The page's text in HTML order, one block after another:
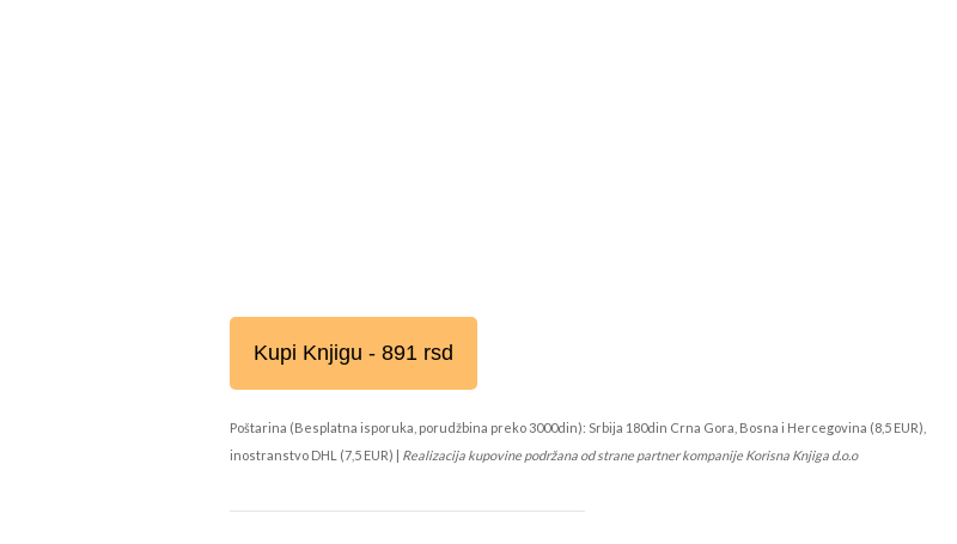
Kupi Knjigu - 891 rsd
Poštarina (Besplatna isporuka, porudžbina preko 3000din): Srbija 180din Crna Gora, Bosna i Hercegovina (8,5 EUR),
inostranstvo DHL (7,5 EUR) | Realizacija kupovine podržana od strane partner kompanije Korisna Knjiga d.o.o